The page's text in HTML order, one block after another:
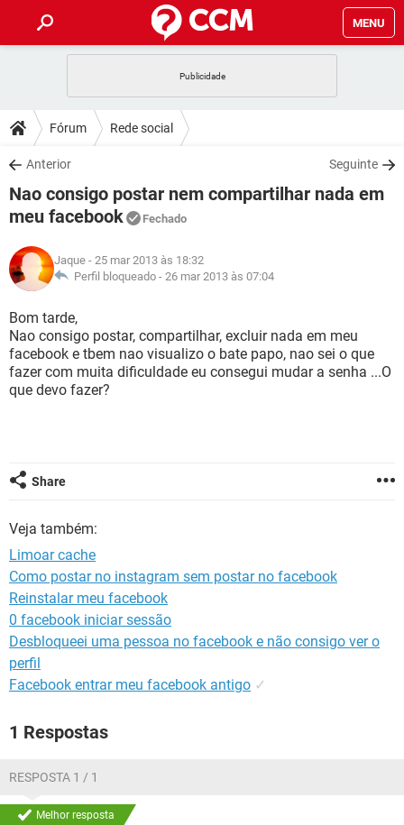
MENU
CELULAR
OUTLOOK
INSTAGRAM GMAIL
GUIA DE COMPRAS
DICAS
JOGOS
OUTLOOK
GUIA DE COMPRAS
DOWNLOADS
JOGOS WHATSAPP
CELULAR
OUTLOOK
INSTAGRAM
GUIA DE COMPRAS
FÓRUM
CELULAR FACEBOOK
INSTAGRAM GMAIL
GUIA DE COMPRAS
GLOSSÁRIO
JOGOS
CELULAR
OUTLOOK EXCEL
INSTAGRAM GMAIL
Fórum Rede social
Anterior Seguinte
Nao consigo postar nem compartilhar nada em
meu facebook
Fechado
Jaque - 25 mar 2013 às 18:32
Perfil bloqueado - 26 mar 2013 às 07:04
Bom tarde,
Nao consigo postar, compartilhar, excluir nada em meu
facebook e tbem nao visualizo o bate papo, nao sei o que
fazer com muita dificuldade eu consegui mudar a senha ...O
que devo fazer?
Share
Veja também:
Limoar cache
Como postar no instagram sem postar no facebook
Reinstalar meu facebook
0 facebook iniciar sessão
Desbloqueei uma pessoa no facebook e não consigo ver o
perfil
Facebook entrar meu facebook antigo ✓
1 Respostas
RESPOSTA 1 / 1
Melhor resposta